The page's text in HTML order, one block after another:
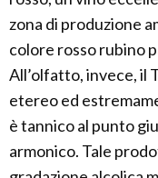
zona di produzione
colore rosso rubino
All’olfatto, invece, il
etereo ed
è tannico al punto
armonico. Tale